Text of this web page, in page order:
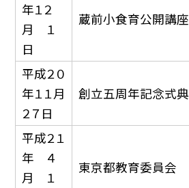
年１２
月 １
日
蔵前小食育公開講座
平成２０
年１１月
２７日
創立五周年記念式典
平成２１
年 ４
月 １
東京都教育委員会